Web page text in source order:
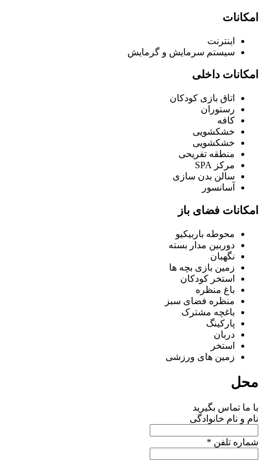
امکانات
اینترنت
سیستم سرمایش و گرمایش
امکانات داخلی
اتاق بازی کودکان
رستوران
کافه
خشکشویی
خشکشویی
منطقه تفریحی
مرکز SPA
سالن بدن سازی
آسانسور
امکانات فضای باز
محوطه باربیکیو
دوربین مدار بسته
نگهبان
زمین بازی بچه ها
استخر کودکان
باغ منظره
منظره فضای سبز
باغچه مشترک
پارکینگ
دربان
استخر
زمین های ورزشی
محل
با ما تماس بگیرید
نام و نام خانوادگی
شماره تلفن *